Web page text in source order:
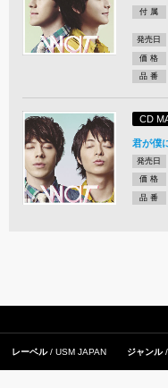
付 属
発売日
価 格
品 番
CD
君が僕
発売日
価 格
品 番
レーベル USM JAPAN ジャンル